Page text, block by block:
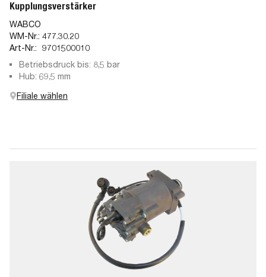
Kupplungsverstärker
WABCO
WM-Nr.: 477.30.20
Art-Nr.: 9701500010
Betriebsdruck bis: 8,5 bar
Hub: 69,5 mm
Filiale wählen